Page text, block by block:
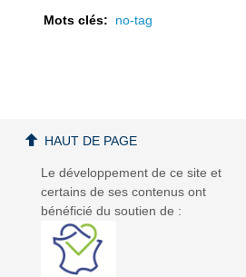
Mots clés: no-tag
Le développement de ce site et
certains de ses contenus ont
bénéficié du soutien de :
HAUT DE PAGE